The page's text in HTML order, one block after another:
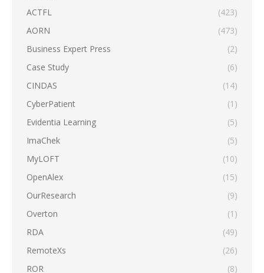
ACTFL
(423)
AORN
(473)
Business Expert Press
(2)
Case Study
(6)
CINDAS
(14)
CyberPatient
(1)
Evidentia Learning
(5)
ImaChek
(5)
MyLOFT
(10)
OpenAlex
(15)
OurResearch
(9)
Overton
(1)
RDA
(49)
RemoteXs
(26)
ROR
(8)